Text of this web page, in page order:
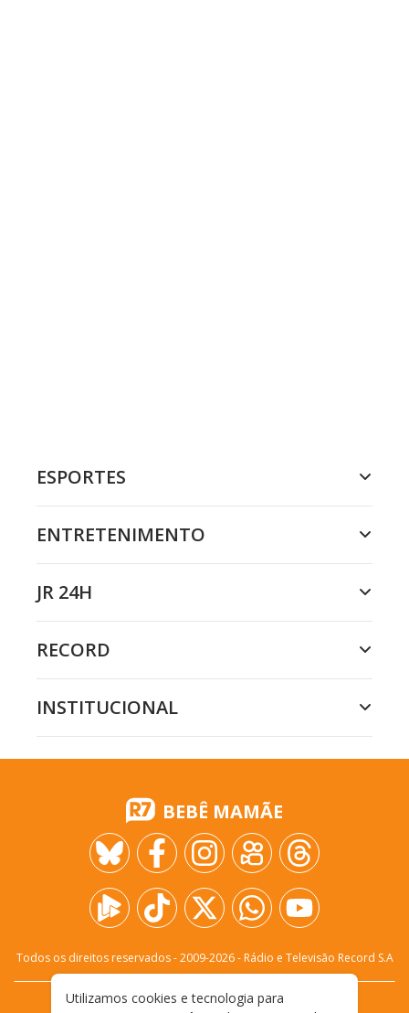
ESPORTES
ENTRETENIMENTO
JR 24H
RECORD
INSTITUCIONAL
BEBÊ MAMÃE
Todos os direitos reservados - 2009-2026- Rádio e Televisão Record S.A
FALE CONOSCO PRIVACIDADE
Utilizamos cookies e tecnologia para